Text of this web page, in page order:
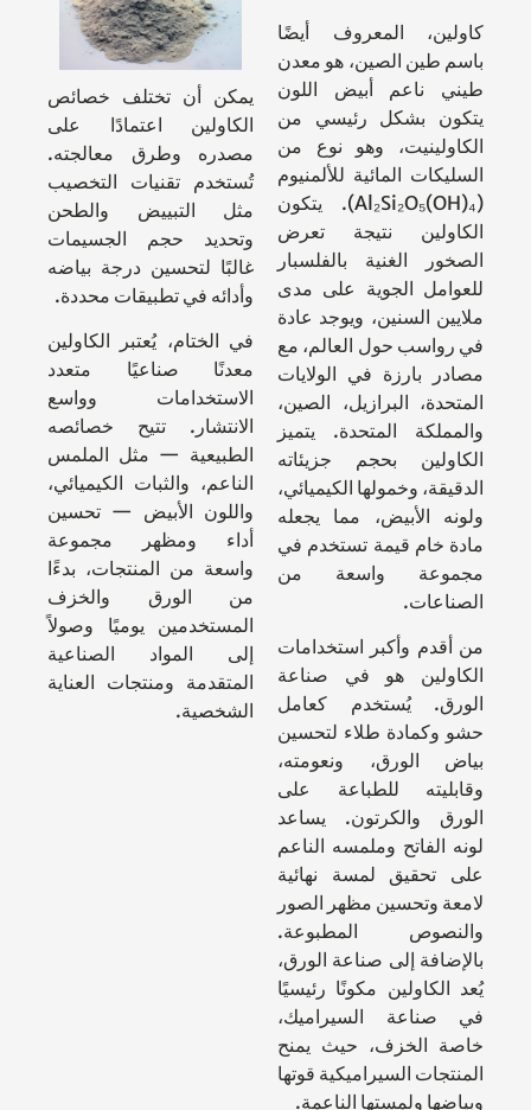
كاولين، المعروف أيضًا
باسم طين الصين، هو معدن
طيني ناعم أبيض اللون
يتكون بشكل رئيسي من
الكاولينيت، وهو نوع من
السليكات المائية للألمنيوم
(Al₂Si₂O₅(OH)₄). يتكون
الكاولين نتيجة تعرض
الصخور الغنية بالفلسبار
للعوامل الجوية على مدى
ملايين السنين، ويوجد عادة
في رواسب حول العالم، مع
مصادر بارزة في الولايات
المتحدة، البرازيل، الصين،
والمملكة المتحدة. يتميز
الكاولين بحجم جزيئاته
الدقيقة، وخمولها الكيميائي،
ولونه الأبيض، مما يجعله
مادة خام قيمة تستخدم في
مجموعة واسعة من
الصناعات.
من أقدم وأكبر استخدامات
الكاولين هو في صناعة
الورق. يُستخدم كعامل
حشو وكمادة طلاء لتحسين
بياض الورق، ونعومته،
وقابليته للطباعة على
الورق والكرتون. يساعد
لونه الفاتح وملمسه الناعم
على تحقيق لمسة نهائية
لامعة وتحسين مظهر الصور
والنصوص المطبوعة.
بالإضافة إلى صناعة الورق،
يُعد الكاولين مكونًا رئيسيًا
في صناعة السيراميك،
خاصة الخزف، حيث يمنح
المنتجات السيراميكية قوتها
وبياضها ولمستها الناعمة.
يمكن أن تختلف خصائص
الكاولين اعتمادًا على
مصدره وطرق معالجته.
تُستخدم تقنيات التخصيب
مثل التبييض والطحن
وتحديد حجم الجسيمات
غالبًا لتحسين درجة بياضه
وأدائه في تطبيقات محددة.
في الختام، يُعتبر الكاولين
معدنًا صناعيًا متعدد
الاستخدامات وواسع
الانتشار. تتيح خصائصه
الطبيعية — مثل الملمس
الناعم، والثبات الكيميائي،
واللون الأبيض — تحسين
أداء ومظهر مجموعة
واسعة من المنتجات، بدءًا
من الورق والخزف
المستخدمين يوميًا وصولاً
إلى المواد الصناعية
المتقدمة ومنتجات العناية
الشخصية.